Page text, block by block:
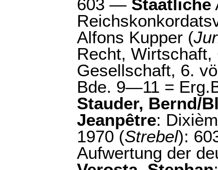
603 — Staatliche
Alfons Kupper (
Recht,
Gesellschaft, 6.
Bde. 9—11 =
Stauder, Bernd/
Jeanpêtre:
1970 (Strebel):
Aufwertung der